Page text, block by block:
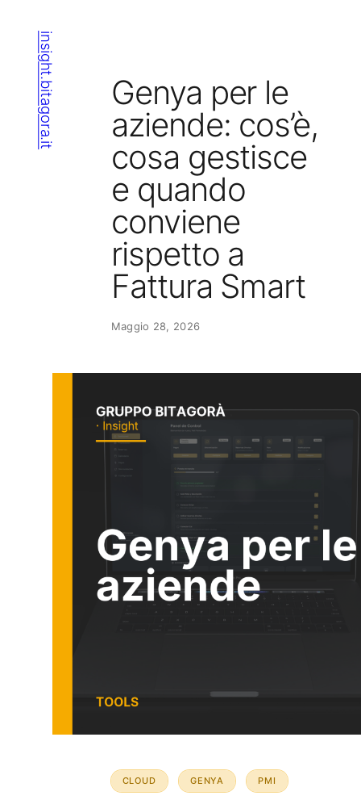
contenuto
insight.bitagora.it
Genya per le
aziende: cos’è,
cosa gestisce
e quando
conviene
rispetto a
Fattura Smart
Maggio 28, 2026
CLOUD GENYA PMI